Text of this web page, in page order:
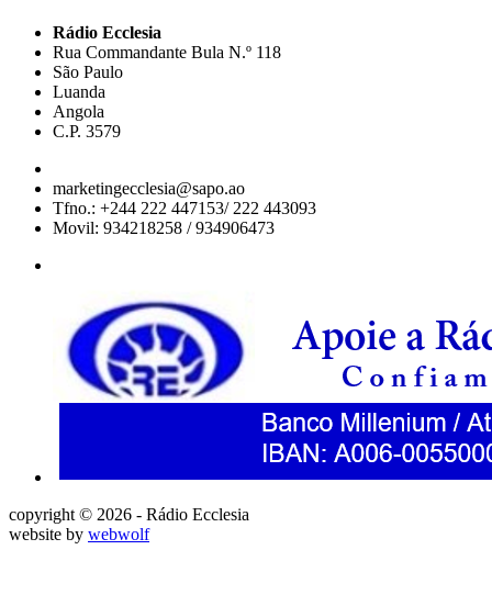
Rádio Ecclesia
Rua Commandante Bula N.º 118
São Paulo
Luanda
Angola
C.P. 3579
marketingecclesia@sapo.ao
Tfno.: +244 222 447153/ 222 443093
Movil: 934218258 / 934906473
copyright © 2026 - Rádio Ecclesia
website by webwolf